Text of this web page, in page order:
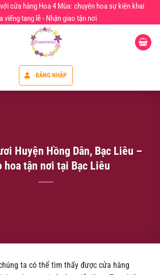
cửa hàng Hoa 4 Mùa: chuyên hoa sự kiện khai
viếng tang lễ - Nhận giao tận nơi
ĐĂNG NHẬP
Huyện Hồng Dân, Bạc Liêu –
hoa tận nơi tại Bạc Liêu
ta có thể tìm thấy được cửa hàng